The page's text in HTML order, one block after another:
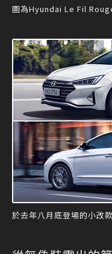
圖為Hyundai Le Fil
於去年八月底登場的小改